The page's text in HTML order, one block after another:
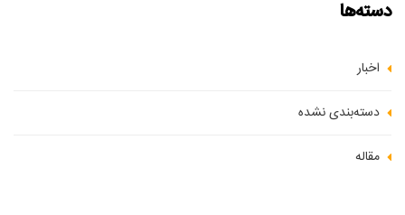
دسته‌ها
اخبار
دسته‌بندی نشده
مقاله